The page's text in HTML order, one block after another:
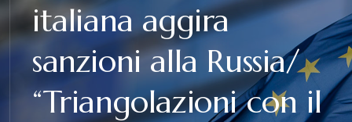
italiana aggira
sanzioni alla Russia/
“Triangolazioni con il